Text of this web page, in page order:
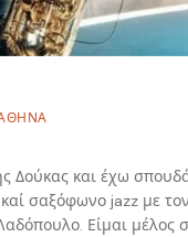
Δούκας και έχω
σαξόφωνο jazz με
Είμαι μέλος